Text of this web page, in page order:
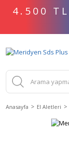
4.500
Anasayfa El Aletleri